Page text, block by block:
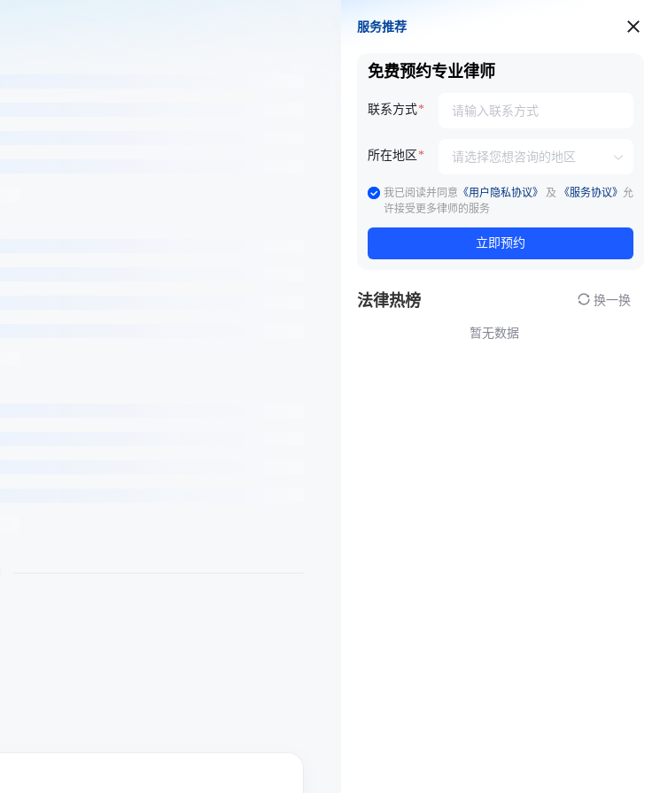
服务推荐
服务推荐
免费预约专业律师
联系方式
所在地区
我已阅读并同意 《用户隐私协议》 及 《服务协议》 允
许接受更多律师的服务
立即预约
法律热榜 换一换
暂无数据